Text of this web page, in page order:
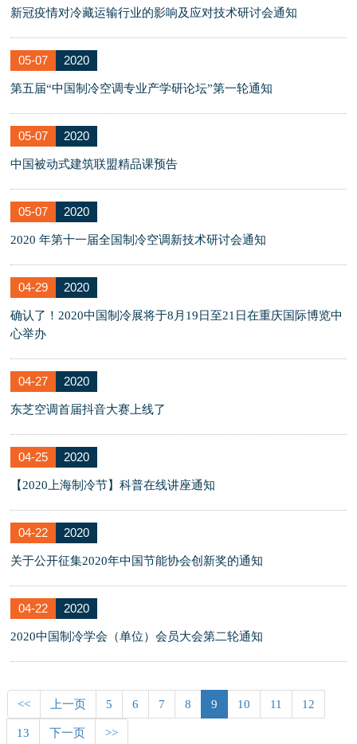
新冠疫情对冷藏运输行业的影响及应对技术研讨会通知
05-07 2020
第五届“中国制冷空调专业产学研论坛”第一轮通知
05-07 2020
中国被动式建筑联盟精品课预告
05-07 2020
2020 年第十一届全国制冷空调新技术研讨会通知
04-29 2020
确认了！2020中国制冷展将于8月19日至21日在重庆国际博览中
心举办
04-27 2020
东芝空调首届抖音大赛上线了
04-25 2020
【2020上海制冷节】科普在线讲座通知
04-22 2020
关于公开征集2020年中国节能协会创新奖的通知
04-22 2020
2020中国制冷学会（单位）会员大会第二轮通知
<< 上一页 5 6 7 8 9 10 11 12
13 下一页 >>